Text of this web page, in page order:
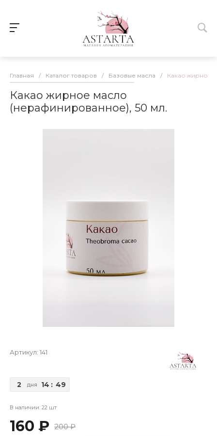
Главная / Каталог товаров / Базовые масла / Какао жирное
Какао жирное масло
(нерафинированное), 50 мл.
Артикул: 141
2 дня 14 : 49
В наличии: 22 шт
160 ₽ 200 ₽